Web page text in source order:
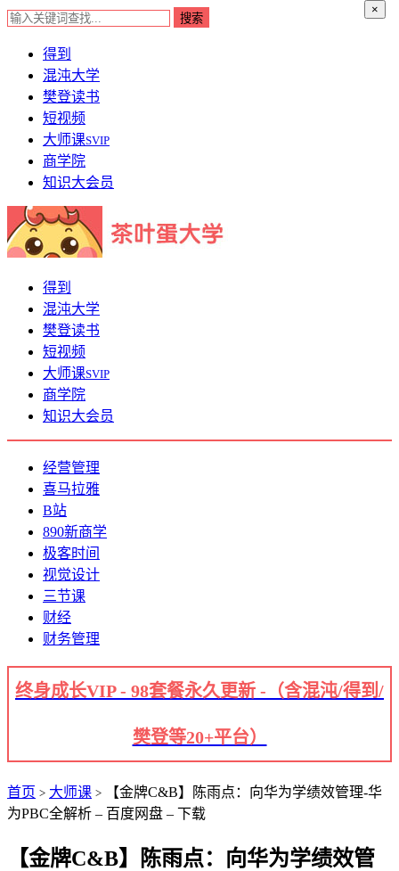
×
得到
混沌大学
樊登读书
短视频
大师课SVIP
商学院
知识大会员
得到
混沌大学
樊登读书
短视频
大师课SVIP
商学院
知识大会员
经营管理
喜马拉雅
B站
890新商学
极客时间
视觉设计
三节课
财经
财务管理
终身成长VIP - 98套餐永久更新 -（含混沌/得到/
樊登等20+平台）
首页 > 大师课 >
【金牌C&B】陈雨点：向华为学绩效管理-华
为PBC全解析 – 百度网盘 – 下载
【金牌C&B】陈雨点：向华为学绩效管